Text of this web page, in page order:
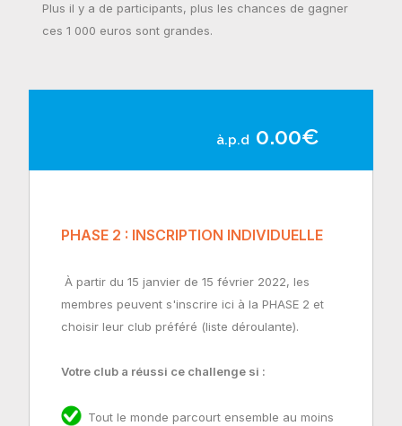
Plus il y a de participants, plus les chances de gagner
ces 1 000 euros sont grandes.
à.p.d 0.00€
PHASE 2 : INSCRIPTION INDIVIDUELLE
À partir du 15 janvier de 15 février 2022, les
membres peuvent s'inscrire ici à la PHASE 2 et
choisir leur club préféré (liste déroulante).
Votre club a réussi ce challenge si :
Tout le monde parcourt ensemble au moins